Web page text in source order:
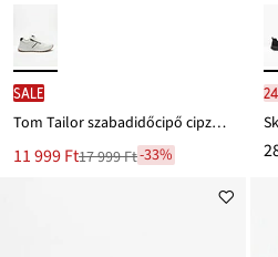
SALE
Tom Tailor szabadidőcipő cipzárral
Új
11 999 Ft
Leárazva17 999 Ft-33%